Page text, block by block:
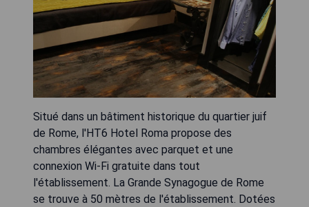
Situé dans un bâtiment historique du quartier juif
de Rome, l'HT6 Hotel Roma propose des
chambres élégantes avec parquet et une
connexion Wi-Fi gratuite dans tout
l'établissement. La Grande Synagogue de Rome
se trouve à 50 mètres de l'établissement. Dotées